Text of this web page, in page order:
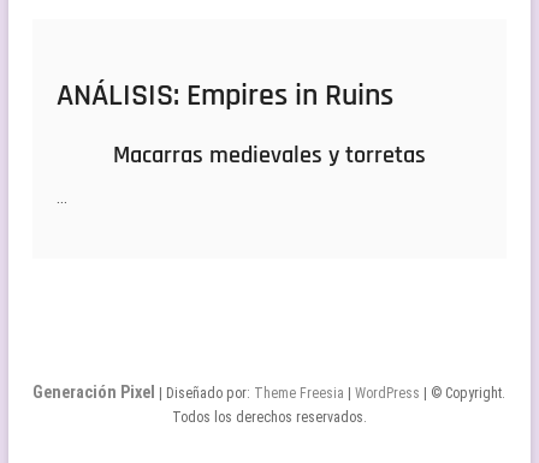
ANÁLISIS: Empires in Ruins
Macarras medievales y torretas
…
Generación Pixel | Diseñado por: Theme Freesia |WordPress
| © Copyright.
Todos los derechos reservados.